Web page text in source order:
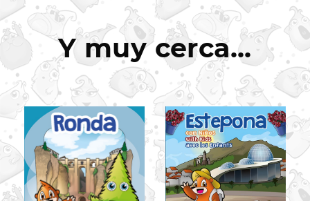
Y muy cerca...